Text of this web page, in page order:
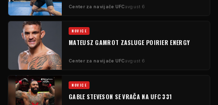
Center za navijače UFCavgust 6
NOVICE
MATEUSZ GAMROT ZASLUGE POIRIER ENERGY
Center za navijače UFCavgust 6
NOVICE
GABLE STEVESON SE VRAČA NA UFC 331